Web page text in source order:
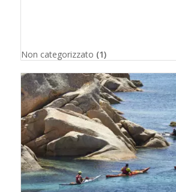
Non categorizzato (1)